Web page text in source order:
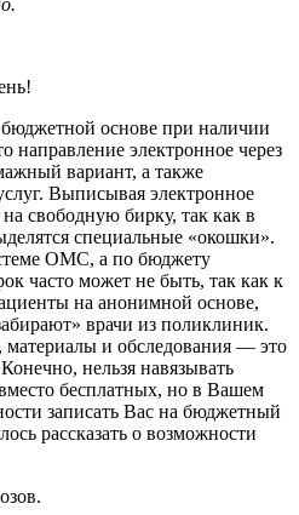
основе при наличии
направление электронное через
вариант, а также
Выписывая электронное
свободную бирку, так как в
специальные «окошки».
ОМС, а по бюджету
часто может не быть, так как к
на анонимной основе,
врачи из поликлиник.
материалы и обследования — это
нельзя навязывать
бесплатных, но в Вашем
записать Вас на бюджетный
рассказать о возможности